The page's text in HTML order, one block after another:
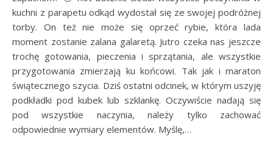
kuchni z parapetu odkąd wydostał się ze swojej podróżnej
torby. On też nie może się oprzeć rybie, która lada
moment zostanie zalana galaretą. Jutro czeka nas jeszcze
trochę gotowania, pieczenia i sprzątania, ale wszystkie
przygotowania zmierzają ku końcowi. Tak jak i maraton
świątecznego szycia. Dziś ostatni odcinek, w którym uszyję
podkładki pod kubek lub szklankę. Oczywiście nadają się
pod wszystkie naczynia, należy tylko zachować
odpowiednie wymiary elementów. Myślę,…